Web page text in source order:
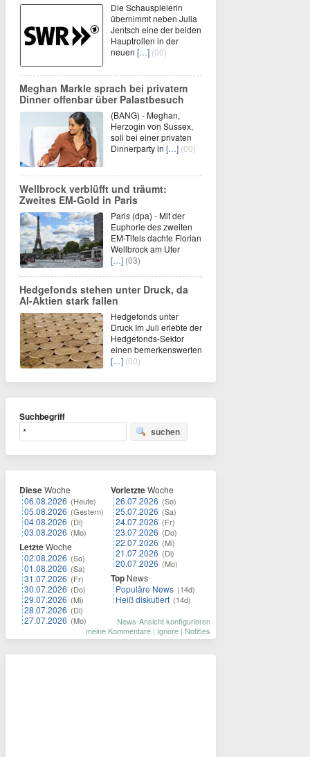
Die Schauspielerin
übernimmt neben Julia
Jentsch eine der beiden
Hauptrollen in der
neuen […] (00)
Meghan Markle sprach bei privatem
Dinner offenbar über Palastbesuch
(BANG) - Meghan,
Herzogin von Sussex,
soll bei einer privaten
Dinnerparty in […] (00)
Wellbrock verblüfft und träumt:
Zweites EM-Gold in Paris
Paris (dpa) - Mit der
Euphorie des zweiten
EM-Titels dachte Florian
Wellbrock am Ufer
[…] (03)
Hedgefonds stehen unter Druck, da
AI-Aktien stark fallen
Hedgefonds unter
Druck Im Juli erlebte der
Hedgefonds-Sektor
einen bemerkenswerten
[…] (00)
Suchbegriff
suchen
DieseWoche
06.08.2026 (Heute)
05.08.2026 (Gestern)
04.08.2026 (Di)
03.08.2026 (Mo)
LetzteWoche
02.08.2026 (So)
01.08.2026 (Sa)
31.07.2026 (Fr)
30.07.2026 (Do)
29.07.2026 (Mi)
28.07.2026 (Di)
27.07.2026 (Mo)
VorletzteWoche
26.07.2026 (So)
25.07.2026 (Sa)
24.07.2026 (Fr)
23.07.2026 (Do)
22.07.2026 (Mi)
21.07.2026 (Di)
20.07.2026 (Mo)
Top News
Populäre News (14d)
Heiß diskutiert (14d)
News-Ansicht konfigurieren
meine Kommentare | Ignore | Notifies